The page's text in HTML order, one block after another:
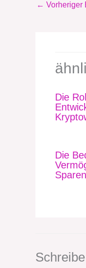
← Vorheriger
Die
Die